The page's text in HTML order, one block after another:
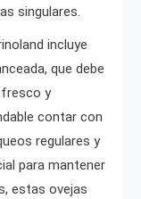
singulares.
incluye
que debe
fresco y
contar con
regulares y
para mantener
estas ovejas